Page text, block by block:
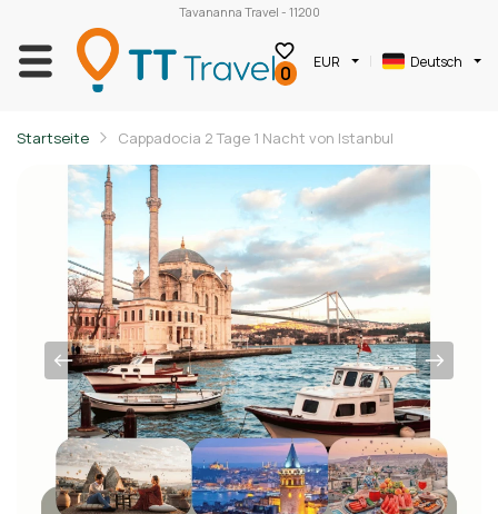
Tavananna Travel - 11200
0 EUR Deutsch
Startseite Cappadocia 2 Tage 1 Nacht von Istanbul